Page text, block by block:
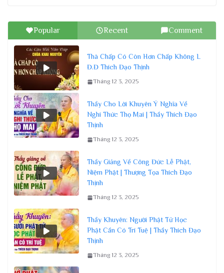
Popular Recent Comment
Thà Chấp Có Còn Hơn Chấp Không L
Đ.Đ Thích Đạo Thịnh
Tháng 12 3, 2025
Thầy Cho Lời Khuyên Ý Nghĩa Về
Nghi Thức Thọ Mai | Thầy Thích Đạo
Thịnh
Tháng 12 3, 2025
Thầy Giảng Về Công Đức Lễ Phật,
Niệm Phật | Thượng Tọa Thích Đạo
Thịnh
Tháng 12 3, 2025
Thầy Khuyên: Người Phật Tử Học
Phật Cần Có Trí Tuệ | Thầy Thích Đạo
Thịnh
Tháng 12 3, 2025